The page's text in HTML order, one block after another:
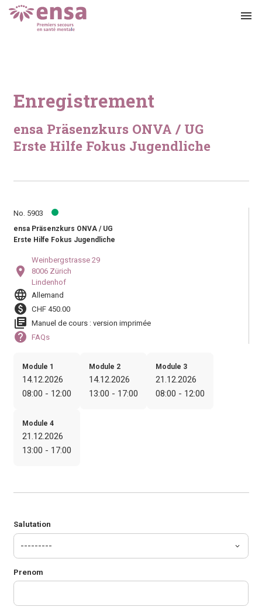
menu
Enregistrement
ensa Präsenzkurs ONVA / UG
Erste Hilfe Fokus Jugendliche
No. 5903
ensa Präsenzkurs ONVA / UG
Erste Hilfe Fokus Jugendliche
location_on
Weinbergstrasse 29
8006 Zürich
Lindenhof
language Allemand
paid CHF 450.00
library_books Manuel de cours : version imprimée
help FAQs
Module 1
14.12.2026
08:00 - 12:00
Module 2
14.12.2026
13:00 - 17:00
Module 3
21.12.2026
08:00 - 12:00
Module 4
21.12.2026
13:00 - 17:00
Salutation
Prenom